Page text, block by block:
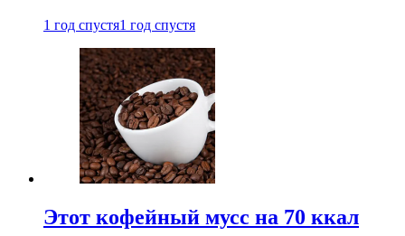
1 год спустя1 год спустя
Этот кофейный мусс на 70 ккал